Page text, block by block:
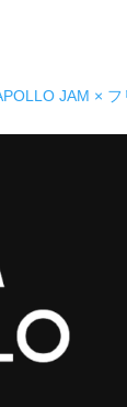
JAM × フ